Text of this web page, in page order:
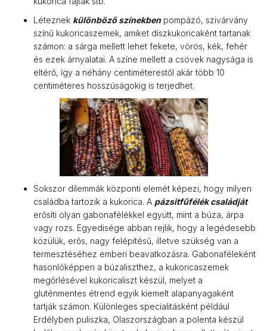
Léteznek különböző színekbenpompázó, szivárvány
színű kukoricaszemek, amiket díszkukoricaként tartanak
számon: a sárga mellett lehet fekete, vörös, kék, fehér
és ezek árnyalatai. A színe mellett a csövek nagysága is
eltérő, így a néhány centiméterestől akár több 10
centiméteres hosszúságokig is terjedhet.
Sokszor dilemmák központi elemét képezi, hogy milyen
családba tartozik a kukorica. A pázsitfűfélék családját
erősíti olyan gabonafélékkel együtt, mint a búza, árpa
vagy rozs. Egyedisége abban rejlik, hogy a legédesebb
közülük, erős, nagy felépítésű, illetve szükség van a
termesztéséhez emberi beavatkozásra. Gabonaféleként
hasonlóképpen a búzaliszthez, a kukoricaszemek
megőrlésével kukoricaliszt készül, melyet a
gluténmentes étrend egyik kiemelt alapanyagaként
tartják számon. Különleges specialitásként például
Erdélyben puliszka, Olaszországban a polenta készül